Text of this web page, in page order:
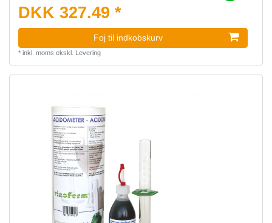
DKK 327.49 *
Foj til indkobskurv
* inkl. moms ekskl. Levering